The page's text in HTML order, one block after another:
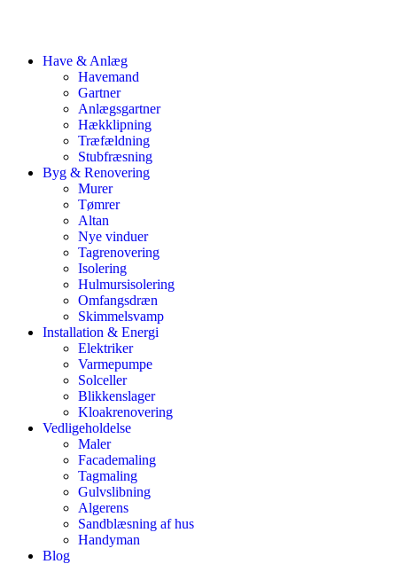
Have & Anlæg
Havemand
Gartner
Anlægsgartner
Hækklipning
Træfældning
Stubfræsning
Byg & Renovering
Murer
Tømrer
Altan
Nye vinduer
Tagrenovering
Isolering
Hulmursisolering
Omfangsdræn
Skimmelsvamp
Installation & Energi
Elektriker
Varmepumpe
Solceller
Blikkenslager
Kloakrenovering
Vedligeholdelse
Maler
Facademaling
Tagmaling
Gulvslibning
Algerens
Sandblæsning af hus
Handyman
Blog